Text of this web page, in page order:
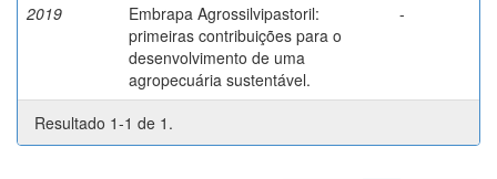
2019
Embrapa Agrossilvipastoril:
primeiras contribuições para o
desenvolvimento de uma
agropecuária sustentável.
-
Resultado 1-1 de 1.